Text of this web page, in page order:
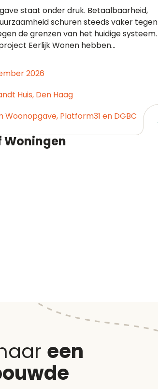
staat onder druk. Betaalbaarheid,
schuren steeds vaker tegen
de grenzen van het huidige systeem.
Eerlijk Wonen hebben...
2026
Huis, Den Haag
Woonopgave, Platform31 en DGBC
Naar event
Woningen
een